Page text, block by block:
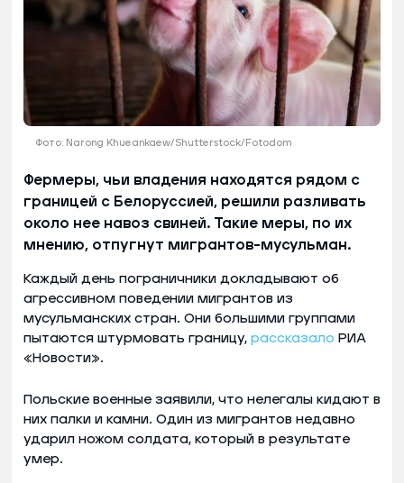
Фото: Narong Khueankaew/Shutterstock/Fotodom
Фермеры, чьи владения находятся рядом с
границей с Белоруссией, решили разливать
около нее навоз свиней. Такие меры, по их
мнению, отпугнут мигрантов-мусульман.
Каждый день пограничники докладывают об
агрессивном поведении мигрантов из
мусульманских стран. Они большими группами
пытаются штурмовать границу, рассказало РИА
«Новости».
Польские военные заявили, что нелегалы кидают в
них палки и камни. Один из мигрантов недавно
ударил ножом солдата, который в результате
умер.